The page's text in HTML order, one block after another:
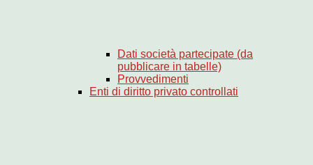
Dati società partecipate (da
pubblicare in tabelle)
Provvedimenti
Enti di diritto privato controllati